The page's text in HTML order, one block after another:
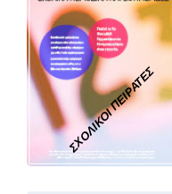
ΣΧΟΛΙΚΟΙ ΠΕΙΡΑΤΕΣ